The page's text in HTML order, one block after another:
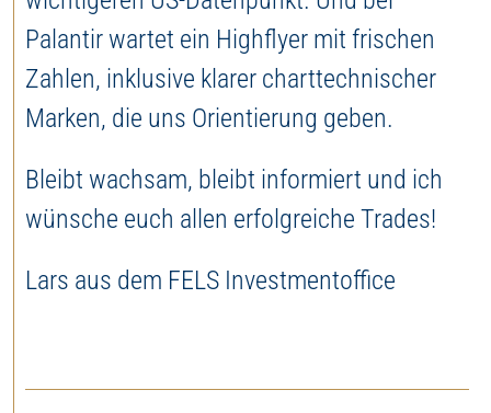
Palantir wartet ein Highflyer mit frischen
Zahlen, inklusive klarer charttechnischer
Marken, die uns Orientierung geben.
Bleibt wachsam, bleibt informiert und ich
wünsche euch allen erfolgreiche Trades!
Lars aus dem FELS Investmentoffice